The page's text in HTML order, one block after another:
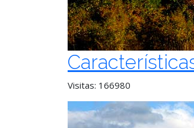
Visitas: 166980